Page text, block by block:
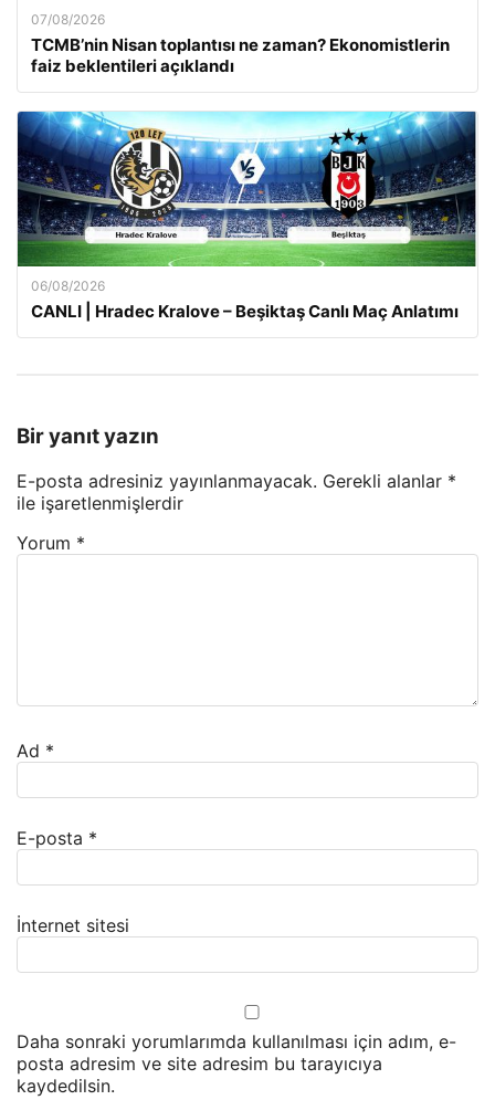
07/08/2026
TCMB’nin Nisan toplantısı ne zaman? Ekonomistlerin
faiz beklentileri açıklandı
06/08/2026
CANLI | Hradec Kralove – Beşiktaş Canlı Maç Anlatımı
Bir yanıt yazın
E-posta adresiniz yayınlanmayacak. Gerekli alanlar *
ile işaretlenmişlerdir
Yorum *
Ad *
E-posta *
İnternet sitesi
Daha sonraki yorumlarımda kullanılması için adım, e-
posta adresim ve site adresim bu tarayıcıya
kaydedilsin.